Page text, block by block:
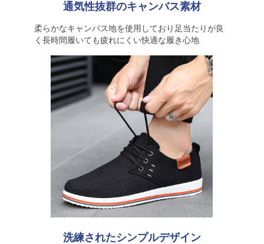
通気性抜群のキャンバス素材
柔らかなキャンバス地を使用しており足当たりが良
く長時間履いても疲れにくい快適な履き心地
洗練されたシンプルデザイン